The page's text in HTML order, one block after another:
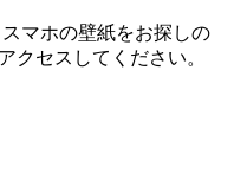
マホの壁紙をお探しの
クセスしてください。